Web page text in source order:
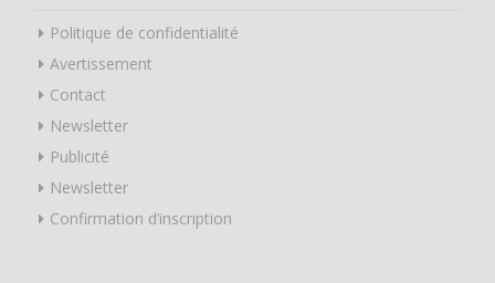
Politique de confidentialité
Avertissement
Contact
Newsletter
Publicité
Newsletter
Confirmation d’inscription